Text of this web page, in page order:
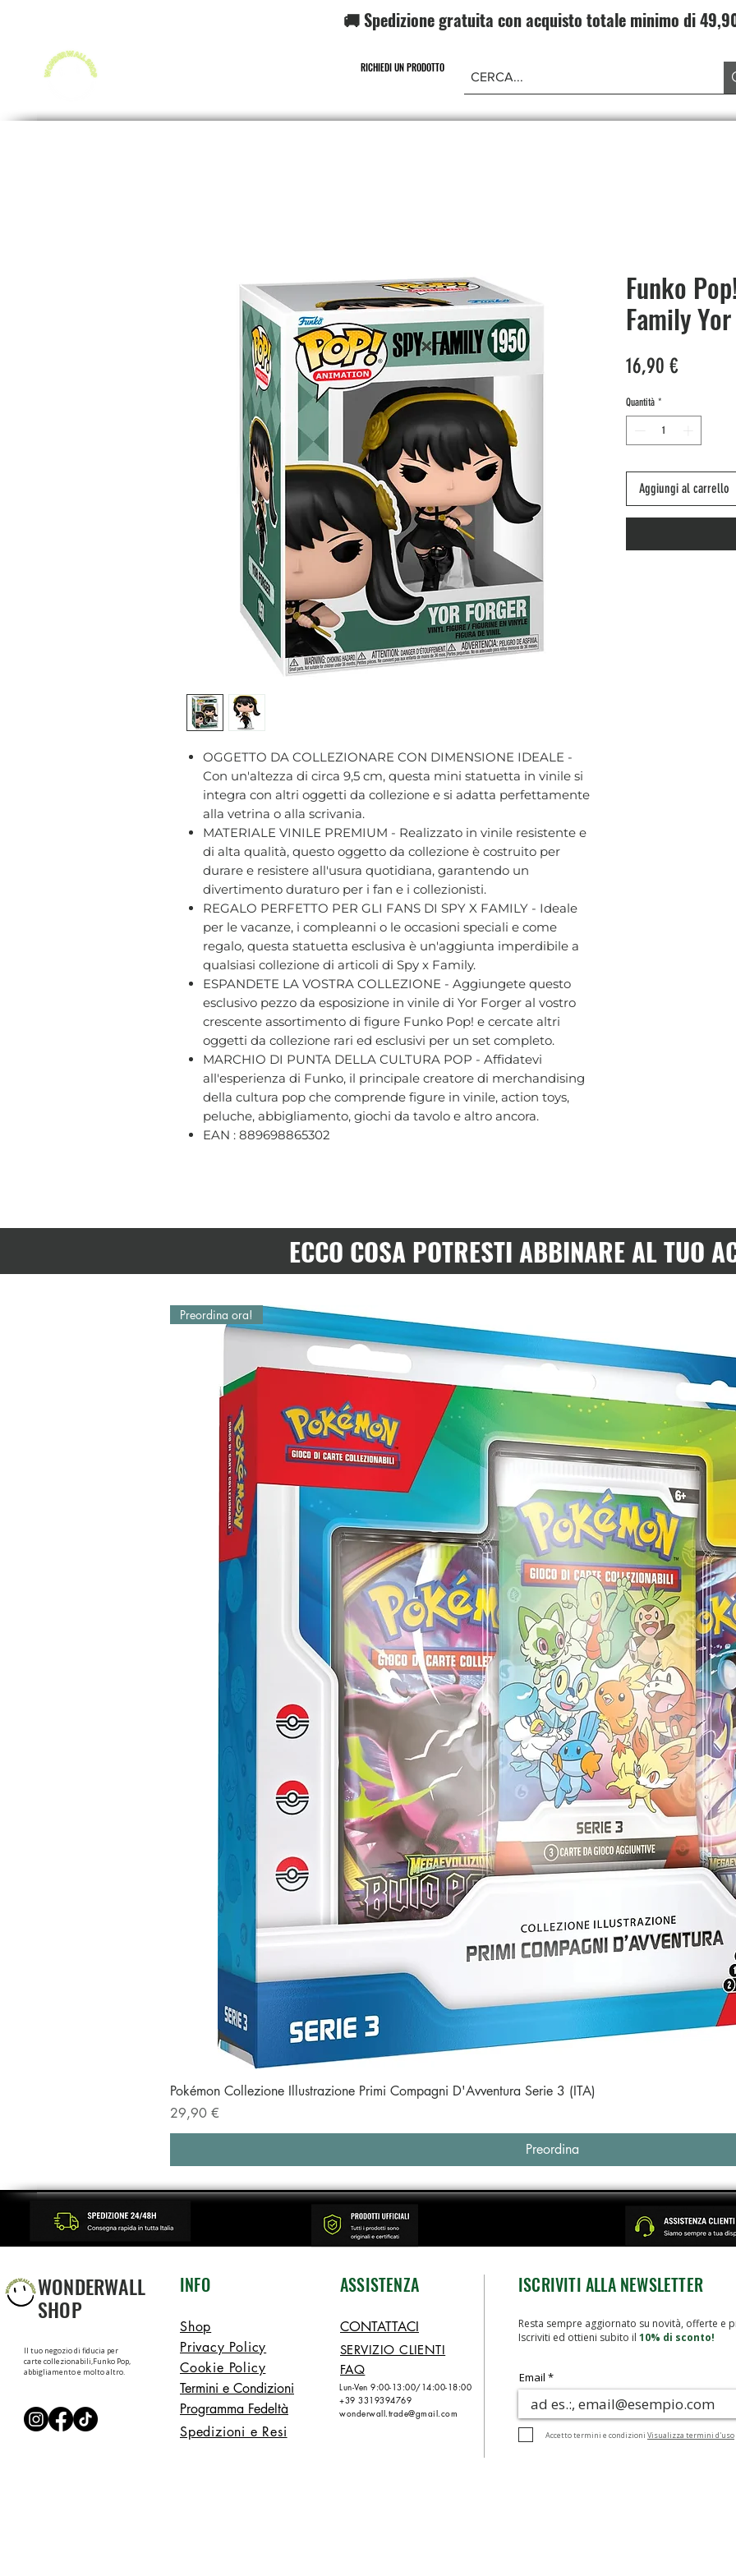
🚚 Spedizione gratuita con acquisto totale minimo di
RICHIEDI UN PRODOTTO
OGGETTO DA COLLEZIONARE CON DIMENSIONE IDEALE -
Con un'altezza di circa 9,5 cm, questa mini statuetta in vinile si
integra con altri oggetti da collezione e si adatta perfettamente
alla vetrina o alla scrivania.
MATERIALE VINILE PREMIUM - Realizzato in vinile resistente e
di alta qualità, questo oggetto da collezione è costruito per
durare e resistere all'usura quotidiana, garantendo un
divertimento duraturo per i fan e i collezionisti.
REGALO PERFETTO PER GLI FANS DI SPY X FAMILY - Ideale
per le vacanze, i compleanni o le occasioni speciali e come
regalo, questa statuetta esclusiva è un'aggiunta imperdibile a
qualsiasi collezione di articoli di Spy x Family.
ESPANDETE LA VOSTRA COLLEZIONE - Aggiungete questo
esclusivo pezzo da esposizione in vinile di Yor Forger al vostro
crescente assortimento di figure Funko Pop! e cercate altri
oggetti da collezione rari ed esclusivi per un set completo.
MARCHIO DI PUNTA DELLA CULTURA POP - Affidatevi
all'esperienza di Funko, il principale creatore di merchandising
della cultura pop che comprende figure in vinile, action toys,
peluche, abbigliamento, giochi da tavolo e altro ancora.
EAN : 889698865302
Funko
Family
16,90 €Prezzo
Quantità *
Aggiungi al carrello
ECCO COSA POTRESTI ABBINARE AL TUO
Vista rapida
Preordina ora!
Pokémon Collezione Illustrazione Primi Compagni D'Avventura Serie 3 (ITA)
Prezzo
29,90 €
Preordina
WONDERWALL
SHOP
INFO ASSISTENZA
Il tuo negozio di fiducia per
carte collezionabili,Funko Pop,
abbigliamento e molto altro.
Shop
Privacy Policy
Cookie Policy
Termini e Condizioni
Programma Fedeltà
Spedizioni e Resi
CONTATTACI
SERVIZIO CLIENTI
FAQ
Lun-Ven 9:00-13:00/14:00-18:00
+39 3319394769
wonderwall.trade@gmail.com
Email
Accetto termini e condizioni Visualizza termini d'uso
ISCRIVITI ALLA NEWSLETTER
Resta sempre aggiornato su novità, offerte e
Iscriviti ed ottieni subito il 10% di sconto!